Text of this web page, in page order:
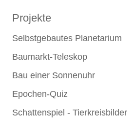
Projekte
Selbstgebautes Planetarium
Baumarkt-Teleskop
Bau einer Sonnenuhr
Epochen-Quiz
Schattenspiel - Tierkreisbilder